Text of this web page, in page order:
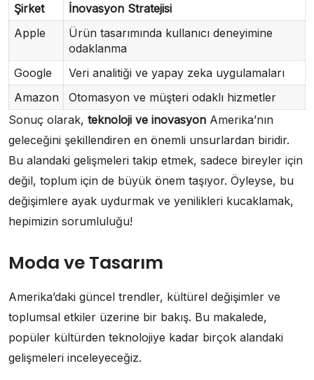
Şirket
İnovasyon Stratejisi
Apple
Ürün tasarımında kullanıcı deneyimine
odaklanma
Google
Veri analitiği ve yapay zeka uygulamaları
Amazon
Otomasyon ve müşteri odaklı hizmetler
Sonuç olarak, teknoloji ve inovasyon Amerika’nın
geleceğini şekillendiren en önemli unsurlardan biridir.
Bu alandaki gelişmeleri takip etmek, sadece bireyler için
değil, toplum için de büyük önem taşıyor. Öyleyse, bu
değişimlere ayak uydurmak ve yenilikleri kucaklamak,
hepimizin sorumluluğu!
Moda ve Tasarım
Amerika’daki güncel trendler, kültürel değişimler ve
toplumsal etkiler üzerine bir bakış. Bu makalede,
popüler kültürden teknolojiye kadar birçok alandaki
gelişmeleri inceleyeceğiz.